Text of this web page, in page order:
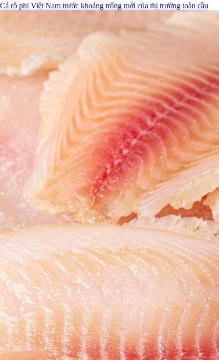
Cá rô phi Việt Nam trước khoảng trống mới của thị trường toàn cầu